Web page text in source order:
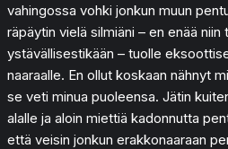
vahingossa vohki jonkun muun
räpäytin vielä silmiäni – en enää niin
ystävällisestikään – tuolle
naaraalle. En ollut koskaan nähnyt
se veti minua puoleensa. Jätin
alalle ja aloin miettiä kadonnutta
että veisin jonkun erakkonaaraan